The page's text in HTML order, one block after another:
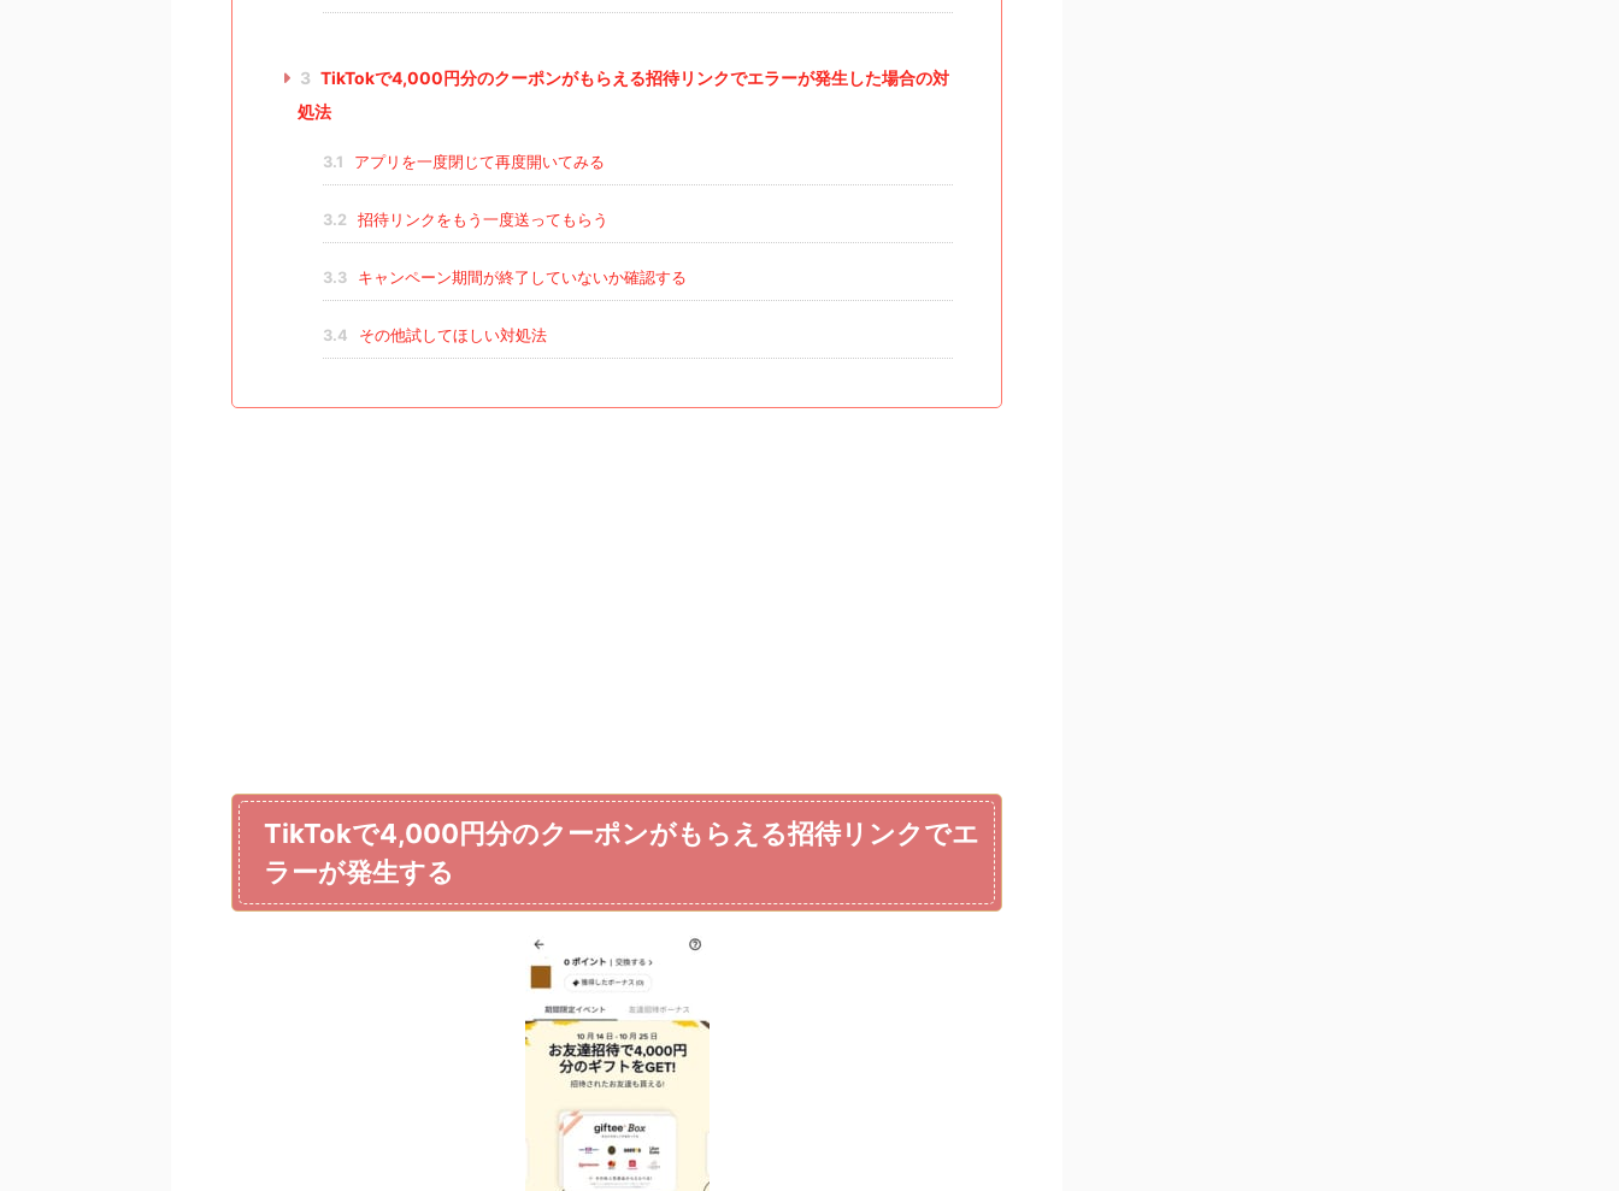
3 TikTokで4,000円分のクーポンがもらえる招待リンクでエラーが発生した場合の対
処法
3.1 アプリを一度閉じて再度開いてみる
3.2 招待リンクをもう一度送ってもらう
3.3 キャンペーン期間が終了していないか確認する
3.4 その他試してほしい対処法
TikTokで4,000円分のクーポンがもらえる招待リンクでエ
ラーが発生する